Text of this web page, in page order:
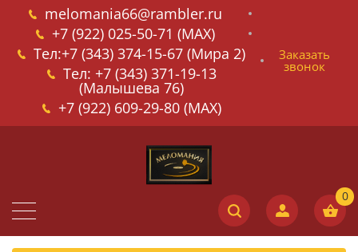
melomania66@rambler.ru
+7 (922) 025-50-71 (MAX)
Тел:+7 (343) 374-15-67 (Мира 2)
Тел: +7 (343) 371-19-13
(Малышева 76)
+7 (922) 609-29-80 (MAX)
Заказать
звонок